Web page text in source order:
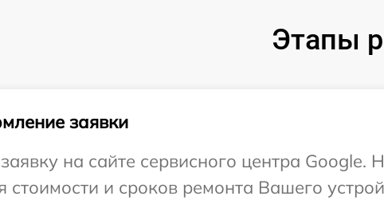
Этапы
заявки
на сайте сервисного центра
стоимости и сроков ремонта Вашего